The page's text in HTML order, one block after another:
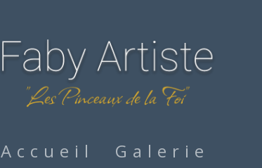
Accueil Galerie